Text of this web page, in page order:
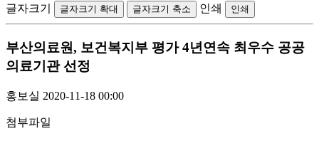
글자크기 글자크기 확대 글자크기 축소 인쇄 인쇄
부산의료원, 보건복지부 평가 4년연속 최우수 공공
의료기관 선정
홍보실 2020-11-18 00:00
첨부파일